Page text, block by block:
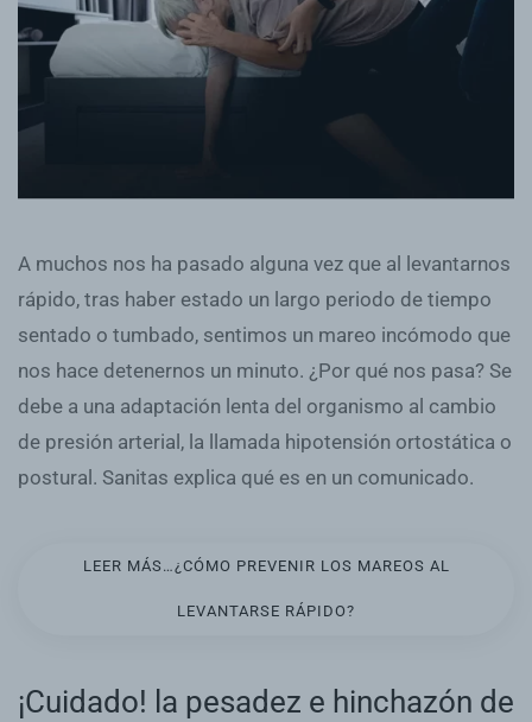
A muchos nos ha pasado alguna vez que al levantarnos
rápido, tras haber estado un largo periodo de tiempo
sentado o tumbado, sentimos un mareo incómodo que
nos hace detenernos un minuto. ¿Por qué nos pasa? Se
debe a una adaptación lenta del organismo al cambio
de presión arterial, la llamada hipotensión ortostática o
postural. Sanitas explica qué es en un comunicado.
LEER MÁS…¿CÓMO PREVENIR LOS MAREOS AL
LEVANTARSE RÁPIDO?
¡Cuidado! la pesadez e hinchazón de